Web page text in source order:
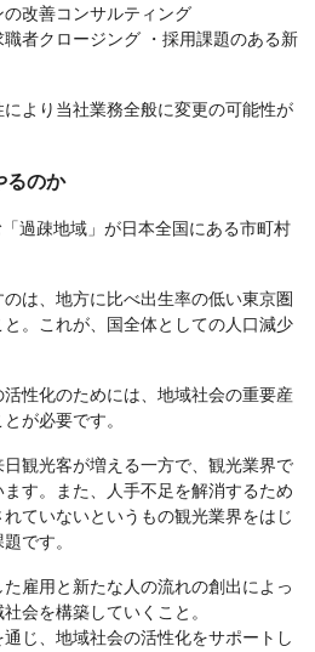
改善コンサルティング
者クロージング ・採用課題のある新
より当社業務全般に変更の可能性が
るのか
過疎地域」が日本全国にある市町村
は、地方に比べ出生率の低い東京圏
。これが、国全体としての人口減少
性化のためには、地域社会の重要産
が必要です。
観光客が増える一方で、観光業界で
す。また、人手不足を解消するため
ていないというもの観光業界をはじ
です。
雇用と新たな人の流れの創出によっ
会を構築していくこと。
じ、地域社会の活性化をサポートし